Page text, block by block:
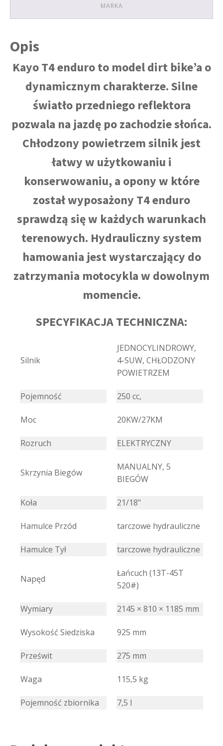
MARKA
Opis
Kayo T4 enduro to model dirt bike’a o
dynamicznym charakterze. Silne
światło przedniego reflektora
pozwala na jazdę po zachodzie słońca.
Chłodzony powietrzem silnik jest
łatwy w użytkowaniu i
konserwowaniu, a opony w które
został wyposażony T4 enduro
sprawdzą się w każdych warunkach
terenowych. Hydrauliczny system
hamowania jest wystarczający do
zatrzymania motocykla w dowolnym
momencie.
SPECYFIKACJA TECHNICZNA:
Silnik
JEDNOCYLINDROWY,
4-SUW, CHŁODZONY
POWIETRZEM
Pojemność 250 cc,
Moc 20KW/27KM
Rozruch ELEKTRYCZNY
Skrzynia Biegów
MANUALNY, 5
BIEGÓW
Koła 21/18"
Hamulce Przód tarczowe hydrauliczne
Hamulce Tył tarczowe hydrauliczne
Napęd
Łańcuch (13T-45T
520#)
Wymiary 2145 × 810 × 1185 mm
Wysokość Siedziska 925 mm
Prześwit 275 mm
Waga 115,5 kg
Pojemność zbiornika 7,5 l